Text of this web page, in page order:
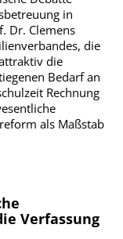
in
Dr. Clemens
die
die
Bedarf an
Rechnung
als Maßstab
Verfassung